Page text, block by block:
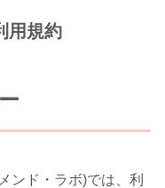
用規約
ンド・ラボ)では、利